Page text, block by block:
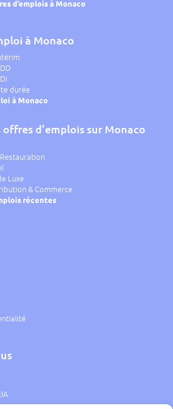
d’emplois à Monaco
à Monaco
durée
à Monaco
d’emplois sur Monaco
Luxe
& Commerce
récentes